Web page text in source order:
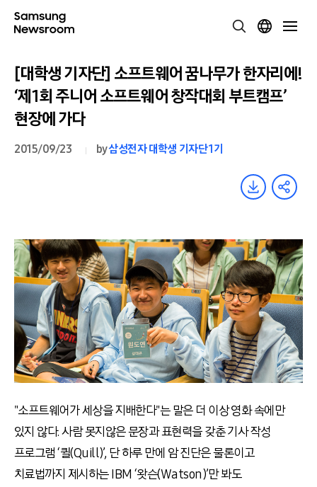
[대학생 기자단] 소프트웨어 꿈나무가 한자리에!
‘제1회 주니어 소프트웨어 창작대회 부트캠프’
현장에 가다
2015/09/23 by삼성전자 대학생 기자단 1기
"소프트웨어가 세상을 지배한다"는 말은 더 이상 영화 속에만
있지 않다. 사람 못지않은 문장과 표현력을 갖춘 기사 작성
프로그램 ‘퀼(Quill)’, 단 하루 만에 암 진단은 물론이고
치료법까지 제시하는 IBM ‘왓슨(Watson)’만 봐도